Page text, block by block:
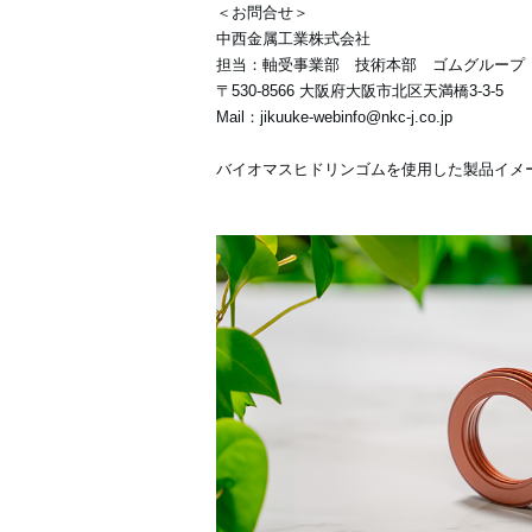
＜お問合せ＞
中西金属工業株式会社
担当：軸受事業部 技術本部 ゴムグループ
〒530-8566 大阪府大阪市北区天満橋3-3-5
Mail：jikuuke-webinfo@nkc-j.co.jp
バイオマスヒドリンゴムを使用した製品イメ